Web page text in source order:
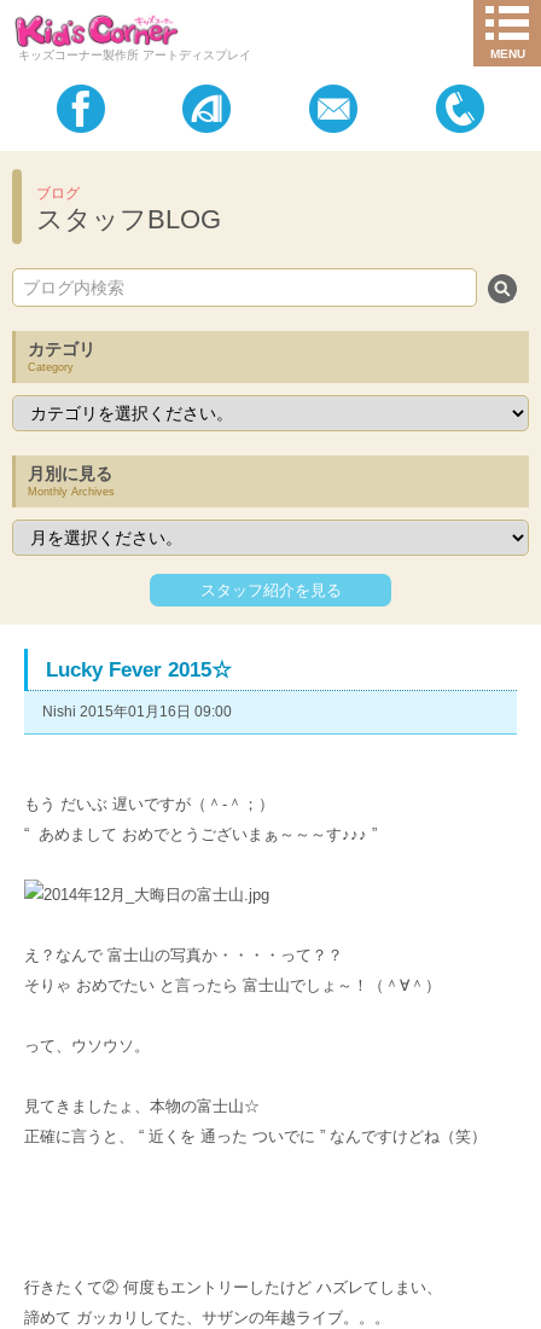
キッズコーナー製作所 アートディスプレイ MENU
ブログ
スタッフBLOG
カテゴリ
Category
月別に見る
Monthly Archives
スタッフ紹介を見る
Lucky Fever 2015☆
Nishi 2015年01月16日 09:00
もう だいぶ 遅いですが（＾-＾；）
“ あめまして おめでとうございまぁ～～～す♪♪♪ ”
え？なんで 富士山の写真か・・・・って？？
そりゃ おめでたい と言ったら 富士山でしょ～！（＾∀＾）
って、ウソウソ。
見てきましたょ、本物の富士山☆
正確に言うと、 “ 近くを 通った ついでに ” なんですけどね（笑）
行きたくて② 何度もエントリーしたけど ハズレてしまい、
諦めて ガッカリしてた、サザンの年越ライブ。。。